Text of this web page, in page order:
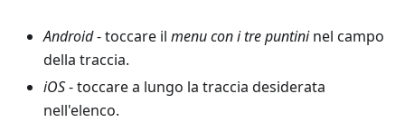
Android- toccare il menu con i tre puntininel campo
della traccia.
iOS- toccare a lungo la traccia desiderata
nell'elenco.